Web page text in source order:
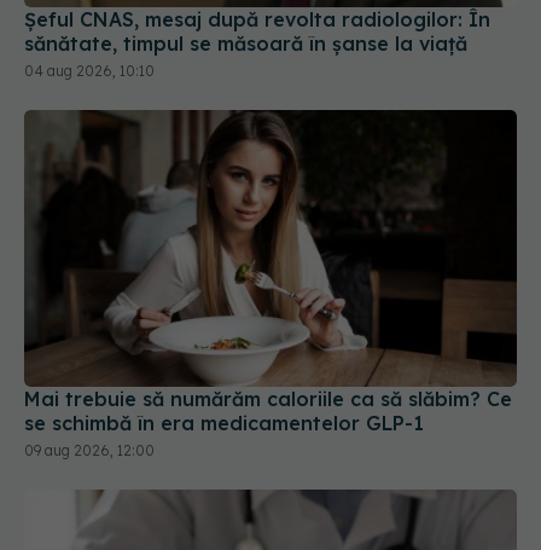
Șeful CNAS, mesaj după revolta radiologilor: În
sănătate, timpul se măsoară în șanse la viață
04 aug 2026, 10:10
Mai trebuie să numărăm caloriile ca să slăbim? Ce
se schimbă în era medicamentelor GLP-1
09 aug 2026, 12:00